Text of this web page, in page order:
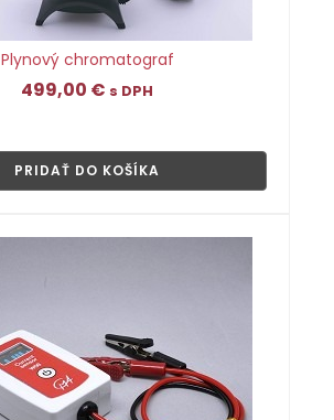
Plynový chromatograf
499,00 € s DPH
PRIDAŤ DO KOŠÍKA